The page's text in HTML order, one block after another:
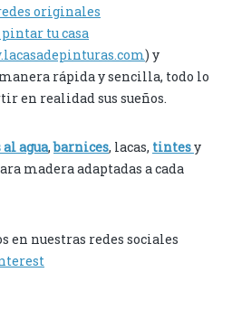
originales
tu casa
) y
rápida y sencilla, todo lo
en realidad sus sueños.
agua,barnices, lacas, tintesy
madera adaptadas a cada
en nuestras redes sociales